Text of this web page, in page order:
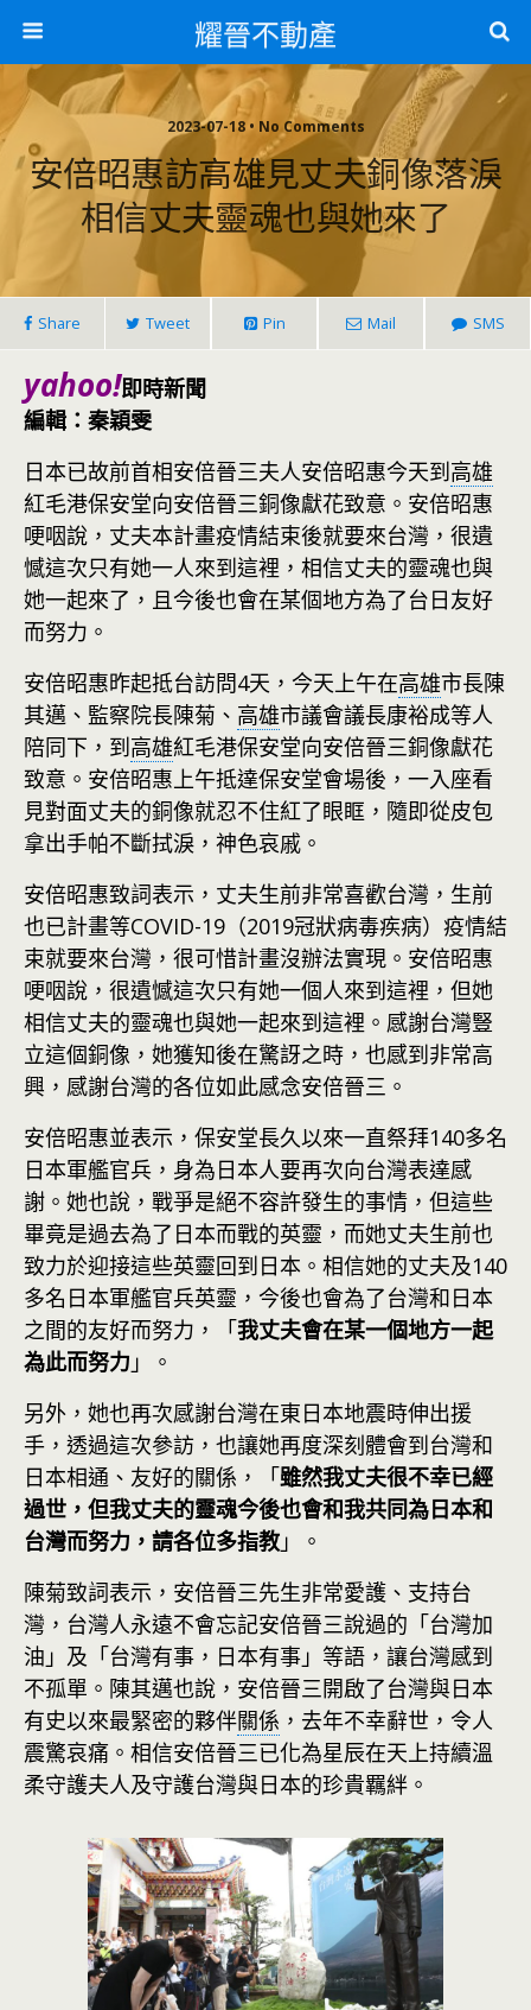
耀晉不動產
2023-07-18 • No Comments
安倍昭惠訪高雄見丈夫銅像落淚
相信丈夫靈魂也與她來了
Share Tweet Pin Mail SMS
yahoo!即時新聞
編輯：秦穎雯
日本已故前首相安倍晉三夫人安倍昭惠今天到高雄
紅毛港保安堂向安倍晉三銅像獻花致意。安倍昭惠
哽咽說，丈夫本計畫疫情結束後就要來台灣，很遺
憾這次只有她一人來到這裡，相信丈夫的靈魂也與
她一起來了，且今後也會在某個地方為了台日友好
而努力。
安倍昭惠昨起抵台訪問4天，今天上午在高雄市長陳
其邁、監察院長陳菊、 高雄市議會議長康裕成等人
陪同下，到高雄紅毛港保安堂向安倍晉三銅像獻花
致意。安倍昭惠上午抵達保安堂會場後，一入座看
見對面丈夫的銅像就忍不住紅了眼眶，隨即從皮包
拿出手帕不斷拭淚，神色哀戚。
安倍昭惠致詞表示，丈夫生前非常喜歡台灣，生前
也已計畫等COVID-19（2019冠狀病毒疾病）疫情結
束就要來台灣，很可惜計畫沒辦法實現。安倍昭惠
哽咽說，很遺憾這次只有她一個人來到這裡，但她
相信丈夫的靈魂也與她一起來到這裡。感謝台灣豎
立這個銅像，她獲知後在驚訝之時，也感到非常高
興，感謝台灣的各位如此感念安倍晉三。
安倍昭惠並表示，保安堂長久以來一直祭拜140多名
日本軍艦官兵，身為日本人要再次向台灣表達感
謝。她也說，戰爭是絕不容許發生的事情，但這些
畢竟是過去為了日本而戰的英靈，而她丈夫生前也
致力於迎接這些英靈回到日本。相信她的丈夫及140
多名日本軍艦官兵英靈，今後也會為了台灣和日本
之間的友好而努力，「我丈夫會在某一個地方一起
為此而努力 」。
另外，她也再次感謝台灣在東日本地震時伸出援
手，透過這次參訪，也讓她再度深刻體會到台灣和
日本相通、友好的關係，「雖然我丈夫很不幸已經
過世，但我丈夫的靈魂今後也會和我共同為日本和
台灣而努力，請各位多指教 」。
陳菊致詞表示，安倍晉三先生非常愛護、支持台
灣，台灣人永遠不會忘記安倍晉三說過的「台灣加
油」及「台灣有事，日本有事」等語，讓台灣感到
不孤單。陳其邁也說，安倍晉三開啟了台灣與日本
有史以來最緊密的夥伴關係 ，去年不幸辭世，令人
震驚哀痛。相信安倍晉三已化為星辰在天上持續溫
柔守護夫人及守護台灣與日本的珍貴羈絆。